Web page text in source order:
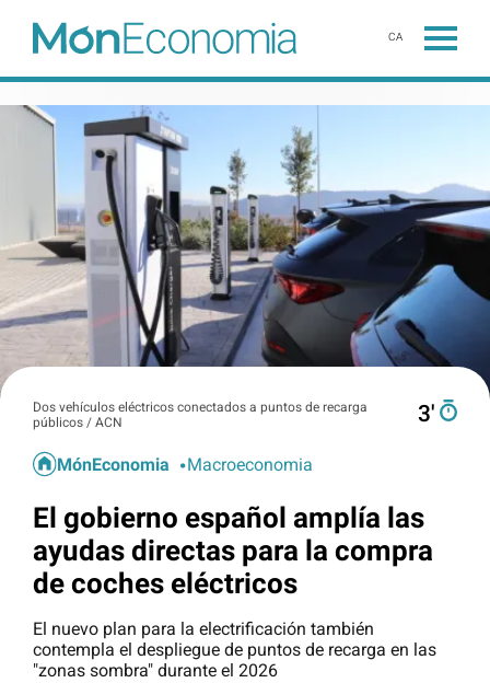
CA
Dos vehículos eléctricos conectados a puntos de recarga
públicos / ACN
3′
MónEconomia Macroeconomia
El gobierno español amplía las
ayudas directas para la compra
de coches eléctricos
El nuevo plan para la electrificación también
contempla el despliegue de puntos de recarga en las
"zonas sombra" durante el 2026